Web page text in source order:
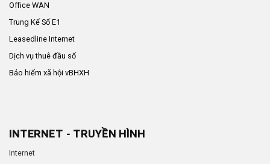
Office WAN
Trung Kế Số E1
Leasedline Internet
Dịch vụ thuê đầu số
Bảo hiểm xã hội vBHXH
INTERNET - TRUYỀN HÌNH
Internet